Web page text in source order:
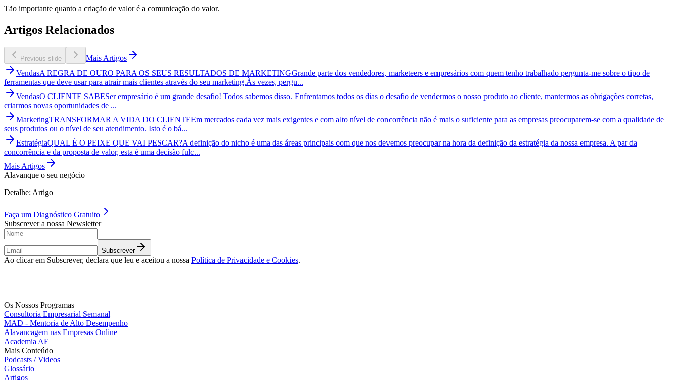
Tão importante quanto a criação de valor é a comunicação do valor.
Artigos Relacionados
Previous slide
Mais Artigos
VendasA REGRA DE OURO PARA OS SEUS RESULTADOS DE MARKETINGGrande parte dos vendedores, marketeers e empresários com quem tenho trabalhado pergunta-me sobre o tipo de
ferramentas que deve usar para atrair mais clientes através do seu marketing.Às vezes, pergu...
VendasO CLIENTE SABESer empresário é um grande desafio! Todos sabemos disso. Enfrentamos todos os dias o desafio de vendermos o nosso produto ao cliente, mantermos as obrigações corretas,
criarmos novas oportunidades de ...
MarketingTRANSFORMAR A VIDA DO CLIENTEEm mercados cada vez mais exigentes e com alto nível de concorrência não é mais o suficiente para as empresas preocuparem-se com a qualidade de
seus produtos ou o nível de seu atendimento. Isto é o bá...
EstratégiaQUAL É O PEIXE QUE VAI PESCAR?A definição do nicho é uma das áreas principais com que nos devemos preocupar na hora da definição da estratégia da nossa empresa. A par da
concorrência e da proposta de valor, esta é uma decisão fulc...
Mais Artigos
Alavanque o seu negócio
Detalhe: Artigo
Faça um Diagnóstico Gratuito
Subscrever a nossa Newsletter
Subscrever
Ao clicar em Subscrever, declara que leu e aceitou a nossa Política de Privacidade e Cookies.
Os Nossos Programas
Consultoria Empresarial Semanal
MAD - Mentoria de Alto Desempenho
Alavancagem nas Empresas Online
Academia AE
Mais Conteúdo
Podcasts / Videos
Glossário
Artigos